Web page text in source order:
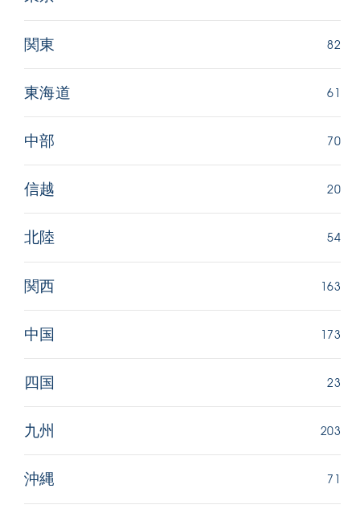
関東 82
東海道 61
中部 70
信越 20
北陸 54
関西 163
中国 173
四国 23
九州 203
沖縄 71